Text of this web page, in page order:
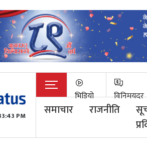
PM
भिडियो विनिमयदर
समाचार राजनीति